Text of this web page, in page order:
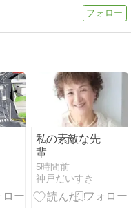
私の素敵な先
輩
5時間前
神戸だいすき